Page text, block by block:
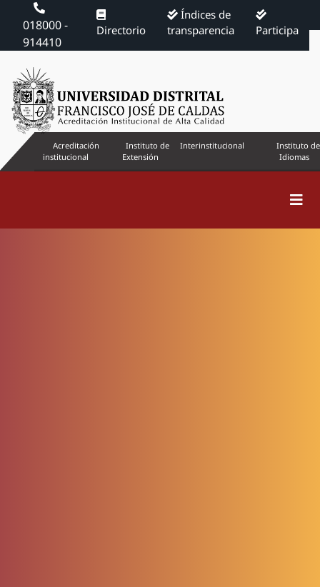
018000 -
914410
Directorio
Índices de
transparencia
Participa
Acreditación
institucional
Instituto de
Extensión
Interinstitucional
Instituto de
Idiomas